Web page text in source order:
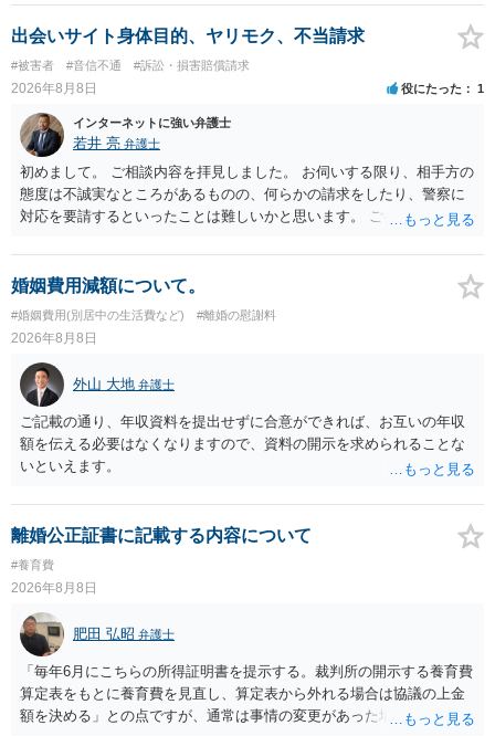
出会いサイト身体目的、ヤリモク、不当請求
#被害者 #音信不通 #訴訟・損害賠償請求
2026年8月8日 役にたった 1
インターネットに強い弁護士
若井 亮 弁護士
初めまして。 ご相談内容を拝見しました。 お伺いする限り、相手方の
態度は不誠実なところがあるものの、何らかの請求をしたり、警察に
対応を要請するといったことは難しいかと思います。 ご参考になれば
婚姻費用減額について。
#婚姻費用(別居中の生活費など) #離婚の慰謝料
2026年8月8日
外山 大地 弁護士
ご記載の通り、年収資料を提出せずに合意ができれば、お互いの年収
額を伝える必要はなくなりますので、資料の開示を求められることな
いといえます。
離婚公正証書に記載する内容について
#養育費
2026年8月8日
肥田 弘昭 弁護士
「毎年6月にこちらの所得証明書を提示する。裁判所の開示する養育費
算定表をもとに養育費を見直し、算定表から外れる場合は協議の上金
額を決める」との点ですが、通常は事情の変更があった場合に変更し